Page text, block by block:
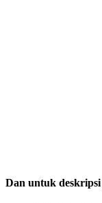
Dan untuk